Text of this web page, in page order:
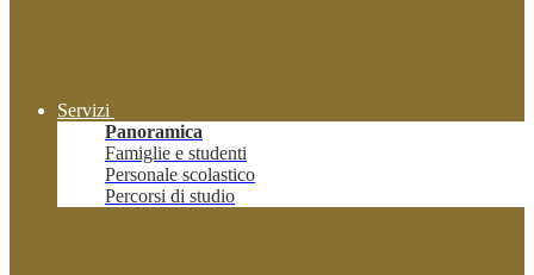
Servizi
Panoramica
Famiglie e studenti
Personale scolastico
Percorsi di studio